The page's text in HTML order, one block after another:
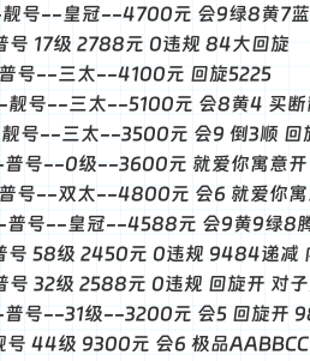
号--皇冠--4700元 会9绿8黄7蓝
17级 2788元 0违规 84大回旋
号--三太--4100元 回旋5225
号--三太--5100元 会8黄4 买断
号--三太--3500元 会9 倒3顺 回
号--0级--3600元 就爱你寓意开
号--双太--4800元 会6 就爱你寓
号--皇冠--4588元 会9黄9绿8
号 58级 2450元 0违规 9484递减
32级 2588元 0违规 回旋开 对
号--31级--3200元 会5 回旋开
44级 9300元 会6 极品AABBCC